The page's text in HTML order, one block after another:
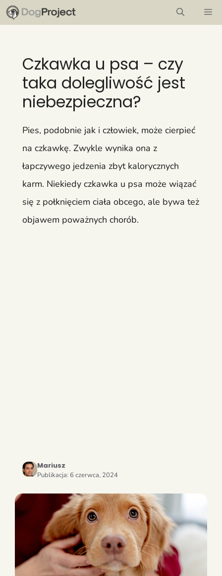
Przejdź
do
Czkawka u psa – czy
taka dolegliwość jest
niebezpieczna?
Pies, podobnie jak i człowiek, może cierpieć
na czkawkę. Zwykle wynika ona z
łapczywego jedzenia zbyt kalorycznych
karm. Niekiedy czkawka u psa może wiązać
się z połknięciem ciała obcego, ale bywa też
objawem poważnych chorób.
Mariusz
Publikacja: 6 czerwca, 2024